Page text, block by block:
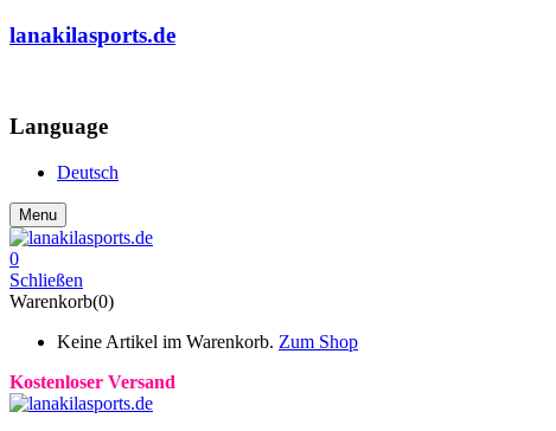
lanakilasports.de
Language
Deutsch
Menu
0
Schließen
Warenkorb(0)
Keine Artikel im Warenkorb. Zum Shop
Kostenloser Versand